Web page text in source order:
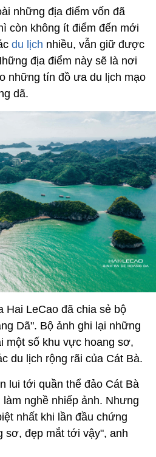
những địa điểm vốn đã
còn không ít điểm đến mới
du lịch nhiều, vẫn giữ được
địa điểm này sẽ là nơi
những tín đồ ưa du lịch mạo
dã.
Hai LeCao đã chia sẻ bộ
Dã". Bộ ảnh ghi lại những
một số khu vực hoang sơ,
du lịch rộng rãi của Cát Bà.
lui tới quần thể đảo Cát Bà
nghề nhiếp ảnh. Nhưng
nhất khi lần đầu chứng
sơ, đẹp mắt tới vậy", anh